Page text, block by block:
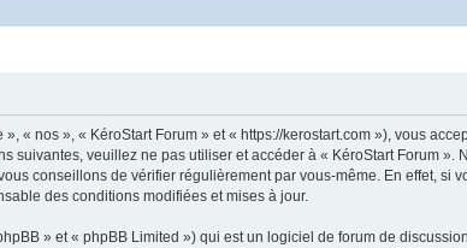
« nos », « KéroStart Forum » et « https://kerostart.com »), vous
suivantes, veuillez ne pas utiliser et accéder à « KéroStart Forum
conseillons de vérifier régulièrement par vous-même. En effet, si
des conditions modifiées et mises à jour.
» et « phpBB Limited ») qui est un logiciel de forum de